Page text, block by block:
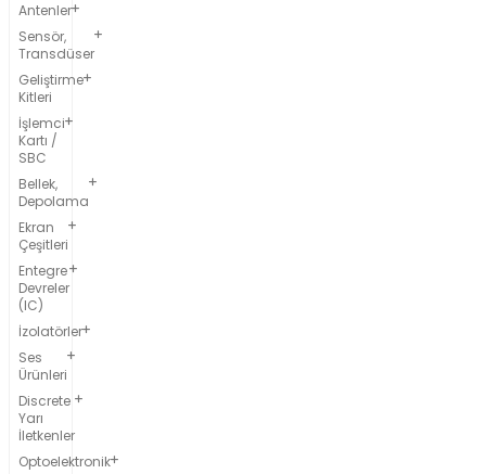
Antenler
Sensör,
Transdüser
Geliştirme
Kitleri
İşlemci
Kartı /
SBC
Bellek,
Depolama
Ekran
Çeşitleri
Entegre
Devreler
(IC)
İzolatörler
Ses
Ürünleri
Discrete
Yarı
İletkenler
Optoelektronik